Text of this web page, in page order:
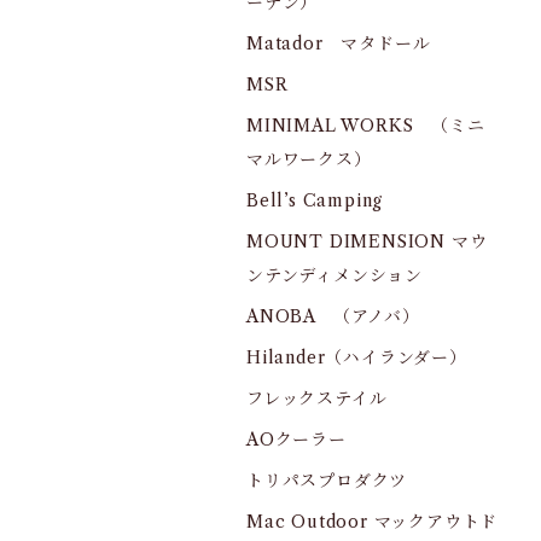
Matador マタドール
MSR
MINIMAL WORKS （ミニ
マルワークス）
Bell’s Camping
MOUNT DIMENSION マウ
ンテンディメンション
ANOBA （アノバ）
Hilander（ハイランダー）
フレックステイル
AOクーラー
トリパスプロダクツ
Mac Outdoor マックアウトド